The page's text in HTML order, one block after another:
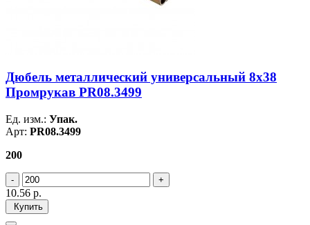
Дюбель металлический универсальный 8х38
Промрукав PR08.3499
Ед. изм.: Упак.
Арт: PR08.3499
200
10.56 р.
Купить